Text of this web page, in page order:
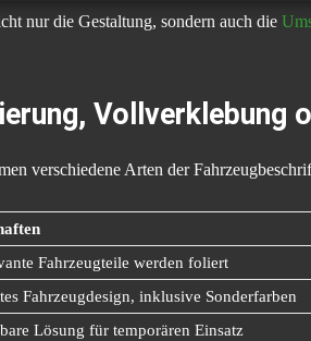
nur die Gestaltung, sondern auch die
Vollverklebung
verschiedene Arten der
Fahrzeugteile werden foliert
Fahrzeugdesign, inklusive Sonderfarben
Lösung für temporären Einsatz